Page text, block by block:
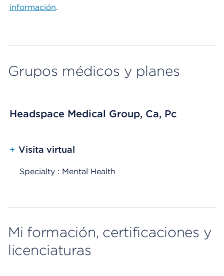
información.
Grupos médicos y planes
Headspace Medical Group, Ca, Pc
+ Visita virtual
Specialty : Mental Health
Mi formación, certificaciones y
licenciaturas